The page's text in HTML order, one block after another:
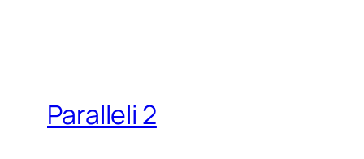
Paralleli 2